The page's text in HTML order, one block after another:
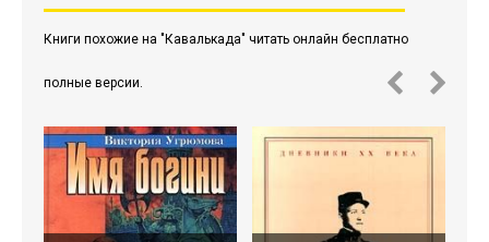
Книги похожие на "Кавалькада" читать онлайн бесплатно
полные версии.